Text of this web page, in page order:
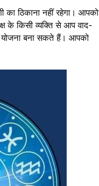
ठिकाना नहीं रहेगा। आपको
के किसी व्यक्ति से आप वाद-
योजना बना सकते हैं। आपको